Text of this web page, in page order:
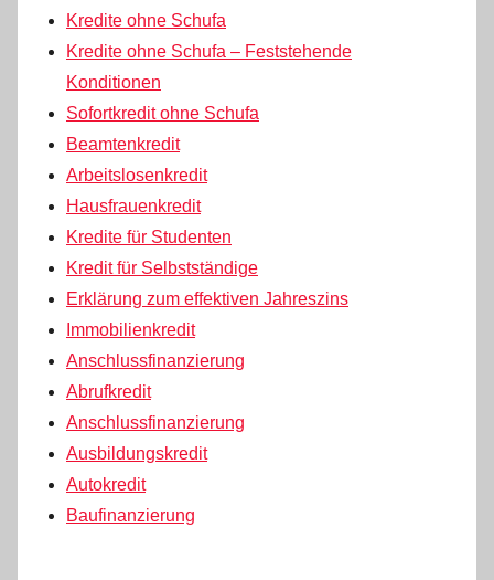
Kredite ohne Schufa
Kredite ohne Schufa – Feststehende
Konditionen
Sofortkredit ohne Schufa
Beamtenkredit
Arbeitslosenkredit
Hausfrauenkredit
Kredite für Studenten
Kredit für Selbstständige
Erklärung zum effektiven Jahreszins
Immobilienkredit
Anschlussfinanzierung
Abrufkredit
Anschlussfinanzierung
Ausbildungskredit
Autokredit
Baufinanzierung